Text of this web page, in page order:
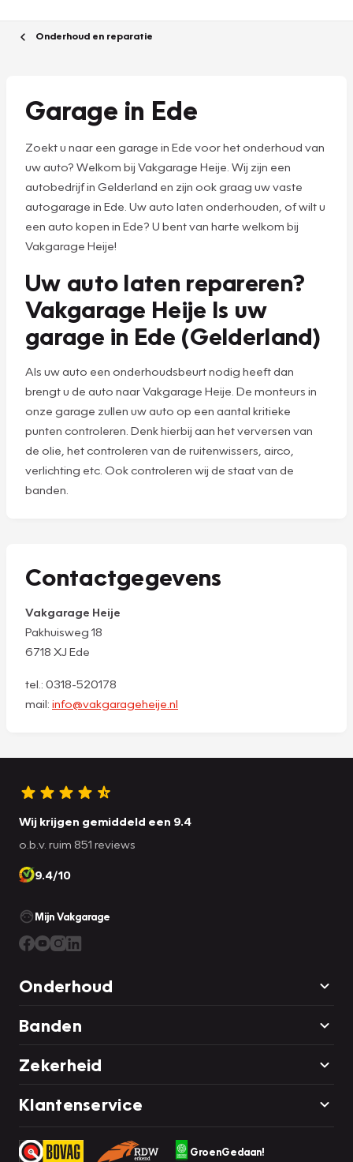
Onderhoud en reparatie
Garage in Ede
Zoekt u naar een garage in Ede voor het onderhoud van
uw auto? Welkom bij Vakgarage Heije. Wij zijn een
autobedrijf in Gelderland en zijn ook graag uw vaste
autogarage in Ede. Uw auto laten onderhouden, of wilt u
een auto kopen in Ede? U bent van harte welkom bij
Vakgarage Heije!
Uw auto laten repareren?
Vakgarage Heije Is uw
garage in Ede (Gelderland)
Als uw auto een onderhoudsbeurt nodig heeft dan
brengt u de auto naar Vakgarage Heije. De monteurs in
onze garage zullen uw auto op een aantal kritieke
punten controleren. Denk hierbij aan het verversen van
de olie, het controleren van de ruitenwissers, airco,
verlichting etc. Ook controleren wij de staat van de
banden.
Contactgegevens
Vakgarage Heije
Pakhuisweg 18
6718 XJ Ede
tel.: 0318-520178
mail: info@vakgarageheije.nl
Wij krijgen gemiddeld een 9.4
o.b.v. ruim 851 reviews
9.4/10
Mijn Vakgarage
Onderhoud
Banden
Zekerheid
Klantenservice
GroenGedaan!